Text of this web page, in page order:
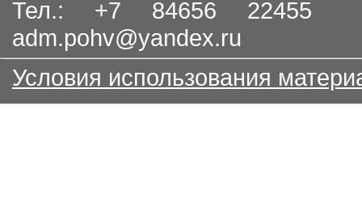
Тел.: +7 84656
adm.pohv@yandex.ru
Условия использования